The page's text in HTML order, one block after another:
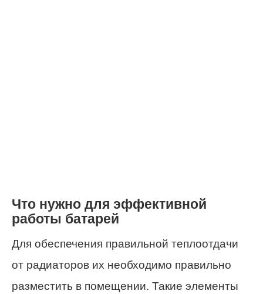
Что нужно для эффективной
работы батарей
Для обеспечения правильной теплоотдачи
от радиаторов их необходимо правильно
разместить в помещении. Такие элементы